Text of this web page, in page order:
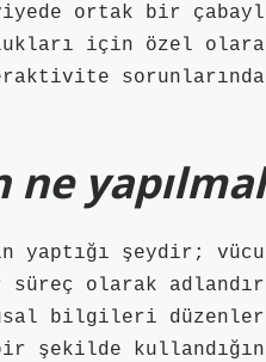
ortak bir
için özel
sorunlarında
yaptığı şeydir;
olarak
bilgileri